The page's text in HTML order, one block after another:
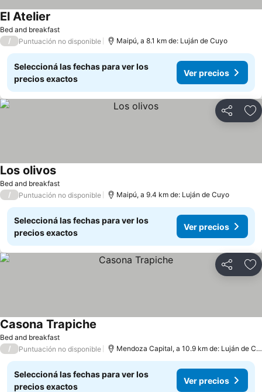
Bed and breakfast
El Atelier
/ Puntuación no disponible Maipú, a 8.1 km de: Luján de Cuyo
Seleccioná las fechas para ver los
precios exactos
Ver precios
Compartir
Bed and breakfast
Los olivos
/ Puntuación no disponible Maipú, a 9.4 km de: Luján de Cuyo
Seleccioná las fechas para ver los
precios exactos
Ver precios
Compartir
Bed and breakfast
Casona Trapiche
/ Puntuación no disponible Mendoza Capital, a 10.9 km de: Luján de Cuyo
Seleccioná las fechas para ver los
precios exactos
Ver precios